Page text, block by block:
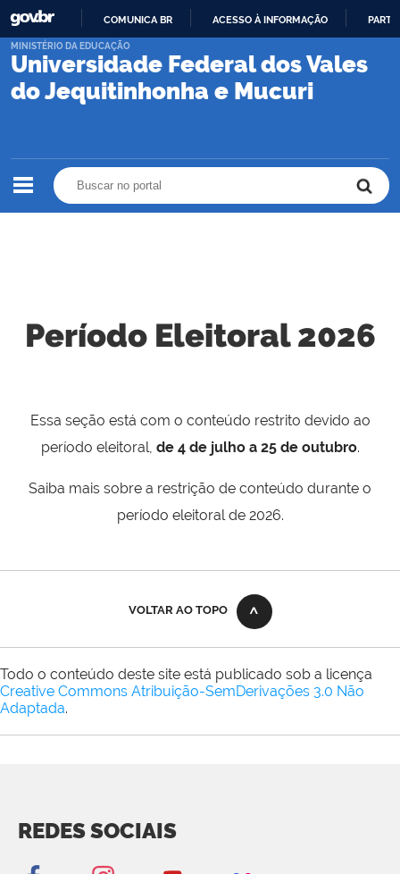
PARA
CONTEÚDO
COMUNICA BR ACESSO À INFORMAÇÃO
Universidade Federal dos Vales
do Jequitinhonha e Mucuri
MINISTÉRIO DA EDUCAÇÃO
Período Eleitoral 2026
Essa seção está com o conteúdo restrito devido ao
período eleitoral, de 4 de julho a 25 de outubro.
Saiba mais sobre a restrição de conteúdo durante o
período eleitoral de 2026.
VOLTAR AO TOPO
Todo o conteúdo deste site está publicado sob a licença
Creative Commons Atribuição-SemDerivações 3.0 Não
Adaptada.
REDES SOCIAIS